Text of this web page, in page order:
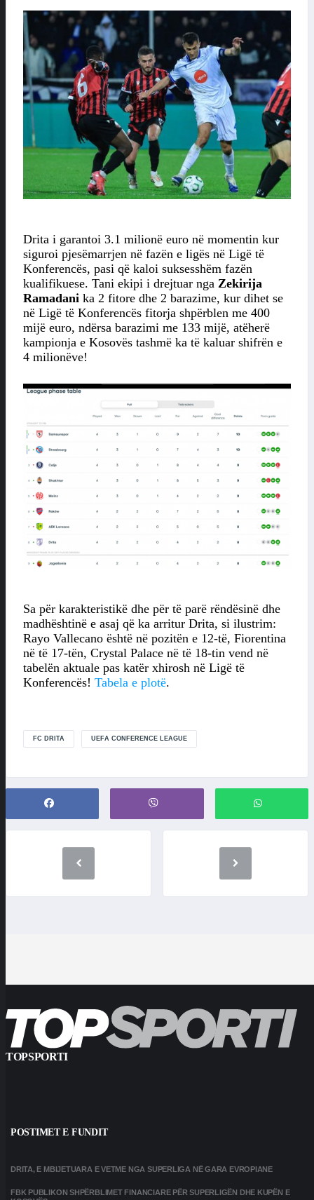
Drita i garantoi 3.1 milionë euro në momentin kur
siguroi pjesëmarrjen në fazën e ligës në Ligë të
Konferencës, pasi që kaloi suksesshëm fazën
kualifikuese. Tani ekipi i drejtuar nga Zekirija
Ramadani ka 2 fitore dhe 2 barazime, kur dihet se
në Ligë të Konferencës fitorja shpërblen me 400
mijë euro, ndërsa barazimi me 133 mijë, atëherë
kampionja e Kosovës tashmë ka të kaluar shifrën e
4 milionëve!
Sa për karakteristikë dhe për të parë rëndësinë dhe
madhështinë e asaj që ka arritur Drita, si ilustrim:
Rayo Vallecano është në pozitën e 12-të, Fiorentina
në të 17-tën, Crystal Palace në të 18-tin vend në
tabelën aktuale pas katër xhirosh në Ligë të
Konferencës! Tabela e plotë.
FC DRITA UEFA CONFERENCE LEAGUE
TOPSPORTI
POSTIMET E FUNDIT
DRITA, E MBIJETUARA E VETME NGA SUPERLIGA NË GARA EVROPIANE
FBK PUBLIKON SHPËRBLIMET FINANCIARE PËR SUPERLIGËN DHE KUPËN E